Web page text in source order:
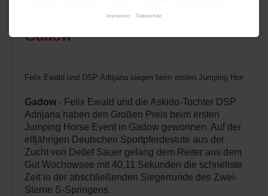
siegen bei Turnierpremiere in
Gadow
Felix Ewald und DSP Adrijana siegen beim ersten Jumping Horse
Gadow - Felix Ewald und die Askido-Tochter DSP
Adrijana haben den Großen Preis beim ersten
Jumping Horse Event in Gadow gewonnen. Auf der
elfjährigen Deutschen Sportpferdestute aus der
Zucht von Detlef Sauer gelang dem Reiter aus dem
Gut Wochowsee mit 40,11 Sekunden die schnellste
Zeit in der abschließenden Siegerrunde des Zwei-
Sterne S-Springens.
Impressum Datenschutz